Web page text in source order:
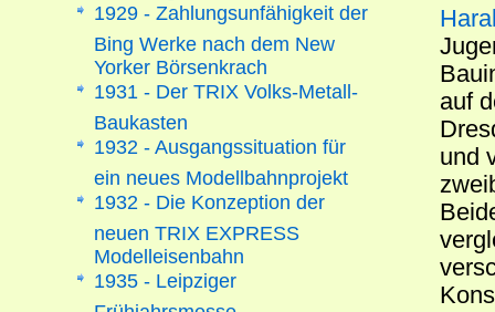
auf
und
1929 - Zahlungsunfähigkeit der
Bing Werke nach dem New
Yorker Börsenkrach
1931 - Der TRIX Volks-Metall-
Baukasten
1932 - Ausgangssituation für
ein neues Modellbahnprojekt
1932 - Die Konzeption der
neuen TRIX EXPRESS
Modelleisenbahn
1935 - Leipziger
Frühjahrsmesse